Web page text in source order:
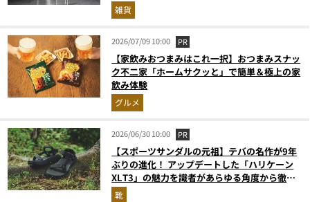
雑貨
2026/07/09 10:00 PR
【家飲みおつまみはこれ一択】おつまみスナッ
ク不二家「ホームサクッと」で簡単＆極上の家
飲み体験
グルメ
2026/06/30 10:00 PR
【スポーツサンダルの元祖】テバの名作が9年
ぶりの進化！ アップデートした「ハリケーン
XLT3」の魅力を識者があらゆる角度から徹底
解説！
靴